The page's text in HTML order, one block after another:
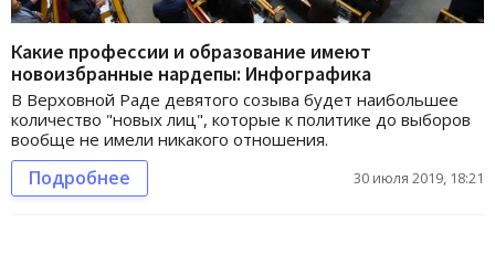
Какие профессии и образование имеют
новоизбранные нардепы: Инфографика
В Верховной Раде девятого созыва будет наибольшее
количество "новых лиц", которые к политике до выборов
вообще не имели никакого отношения.
Подробнее 30 июля 2019, 18:21